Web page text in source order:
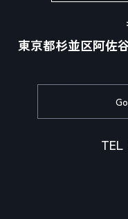
東京都杉並区阿佐
TEL